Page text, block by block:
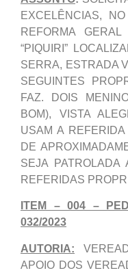
EXCELÊNCIAS,
REFORMA
“PIQUIRI”
SERRA, ESTRADA
SEGUINTES
FAZ. DOIS
BOM), VISTA
USAM A
DE
SEJA
REFERIDAS
ITEM – 004 –
032/2023
AUTORIA:
APOIO DOS